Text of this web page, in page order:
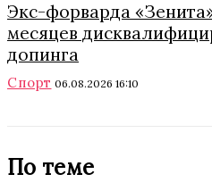
Экс-форварда
месяцев
допинга
Спорт 06.08.2026 16:10
По теме